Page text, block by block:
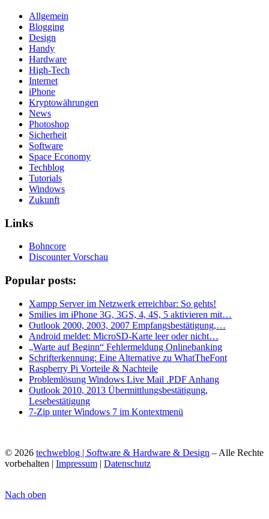
Allgemein
Blogging
Design
Handy
Hardware
High-Tech
Internet
iPhone
Kryptowährungen
News
Photoshop
Sicherheit
Software
Space Economy
Techblog
Tutorials
Windows
Zukunft
Links
Bohncore
Discounter Vorschau
Popular posts:
Xampp Server im Netzwerk erreichbar: So gehts!
Smilies im iPhone 3G, 3GS, 4, 4S, 5 aktivieren mit…
Outlook 2000, 2003, 2007 Empfangsbestätigung,…
Android meldet: MicroSD-Karte leer oder nicht…
„Warte auf Beginn“ Fehlermeldung Onlinebanking
Schrifterkennung: Eine Alternative zu WhatTheFont
Raspberry Pi Vorteile & Nachteile
Problemlösung Windows Live Mail .PDF Anhang
Outlook 2010, 2013 Übermittlungsbestätigung,
Lesebestätigung
7-Zip unter Windows 7 im Kontextmenü
© 2026 techweblog | Software & Hardware & Design – Alle Rechte
vorbehalten | Impressum | Datenschutz
Nach oben